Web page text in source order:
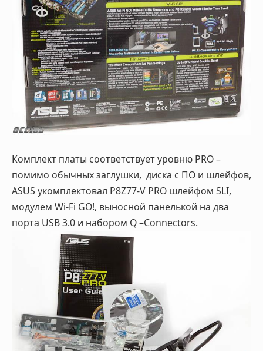
Комплект платы соответствует уровню PRO –
помимо обычных заглушки, диска с ПО и шлейфов,
ASUS укомплектовал P8Z77-V PRO шлейфом SLI,
модулем Wi-Fi GO!, выносной панелькой на два
порта USB 3.0 и набором Q –Connectors.